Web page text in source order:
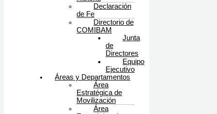
Declaración
de Fe
Directorio de
COMIBAM
Junta
de
Directores
Equipo
Ejecutivo
Áreas y Departamentos
Área
Estratégica de
Movilización
Área